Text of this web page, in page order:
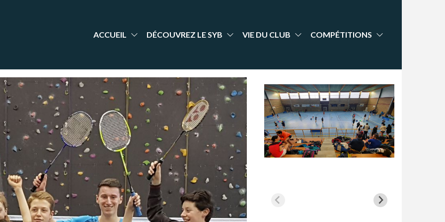
ACCUEIL DÉCOUVREZ LE SYB VIE DU CLUB COMPÉTITIONS